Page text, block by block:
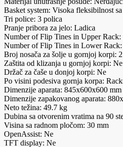
Basket system: Visoka fleksibilnost
Tri police: 3 polica
Pranje pribora za jelo: Ladica
Number of Flip Tines in Upper Rack:
Number of Flip Tines in Lower
Broj nosača za šolje u gornjoj korpi: 2
Zaštita od klizanja u gornjoj korpi: Ne
Držač za čaše u donjoj korpi: Ne
Po visini podesiva gornja korpa:
Dimenzije aparata: 845x600x600 mm
Dimenzije zapakovanog aparata:
Neto težina: 49.7 kg
Dubina sa otvorenim vratima na 90
Visina sa radnom pločom: 30 mm
OpenAssist: Ne
TFT display: Ne